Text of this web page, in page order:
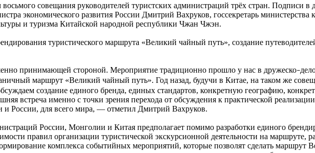
совещания руководителей туристских администраций трёх стран. Подписи в
экономического развития России Дмитрий Вахруков, госсекретарь
и туризма Китайской народной республики Чжан Чжэн.
туристического маршрута «Великий чайный путь», создание
принимающей стороной. Мероприятие традиционно прошло у нас в дружеско–
маршрут «Великий чайный путь». Год назад, будучи в Китае, на таком же
создание единого бренда, единых стандартов, конкретную географию,
встреча именно с точки зрения перехода от обсуждения к практической
России, для всего мира, — отметил Дмитрий Вахруков.
России, Монголии и Китая предполагает помимо разработки единого
правил организации туристической экскурсионной деятельности на маршруте,
комплекса событийных мероприятий, которые позволят сделать маршрут